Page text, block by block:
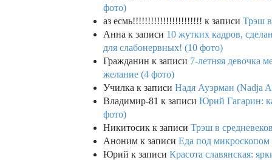
фото)
аз есмь!!!!!!!!!!!!!!!!!!!!!!! к записи Трэш в
Анна к записи 10 жутких кадров,
для слабонервных! (10 фото)
Гражданин к записи 7-летняя девочка
желание (4 фото)
Училка к записи Надя Ауэрман (Nadja
Владимир-81 к записи Юрий Гагарин:
фото)
Никитосик к записи Трэш в
Аноним к записи Еда под микроскопом
Юрий к записи Красота славянская: